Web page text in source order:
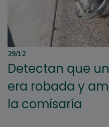
29/12
Detectan que
era robada y
la comisaría